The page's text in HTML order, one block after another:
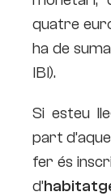
quatre
ha de
IBI).
Si esteu
part
fer és
d’